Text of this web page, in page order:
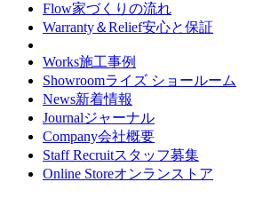
Flow家づくりの流れ
Warranty＆Relief安心と保証
Works施工事例
Showroomライズ ショールーム
News新着情報
Journalジャーナル
Company会社概要
Staff Recruitスタッフ募集
Online Storeオンランストア